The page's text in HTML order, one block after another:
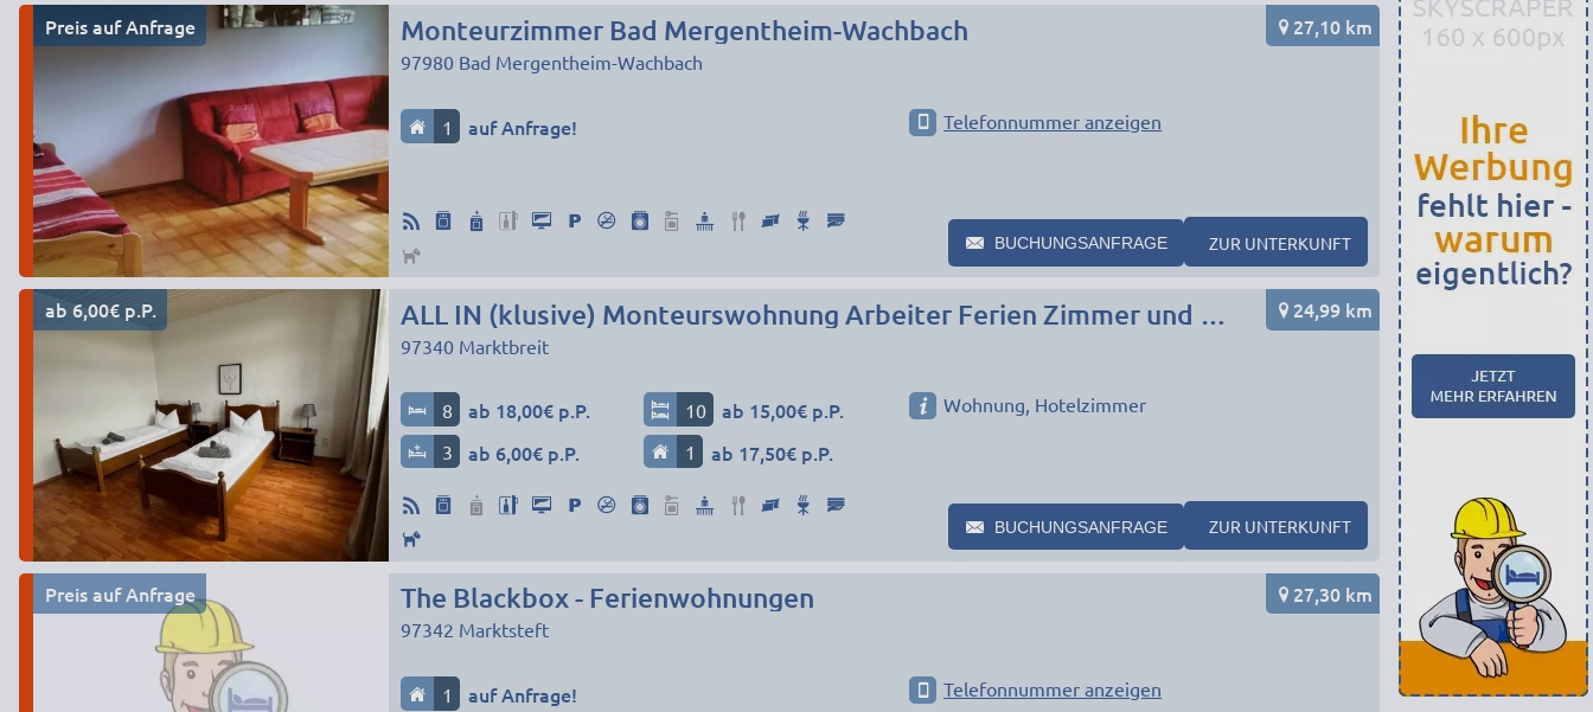
Preis auf Anfrage Monteurzimmer Bad Mergentheim-Wachbach
97980 Bad Mergentheim-Wachbach
27,10 km
1 auf Anfrage! Telefonnummer anzeigen
BUCHUNGSANFRAGE ZUR UNTERKUNFT
ab 6,00€ p.P. ALL IN (klusive) Monteurswohnung Arbeiter Ferien Zimmer und Gasthof zum goldenen Schiff
97340 Marktbreit
24,99 km
8 ab 18,00€ p.P. 10 ab 15,00€ p.P.
3 ab 6,00€ p.P. 1 ab 17,50€ p.P.
Wohnung, Hotelzimmer
BUCHUNGSANFRAGE ZUR UNTERKUNFT
Preis auf Anfrage The Blackbox - Ferienwohnungen
97342 Marktsteft
27,30 km
1 auf Anfrage! Telefonnummer anzeigen